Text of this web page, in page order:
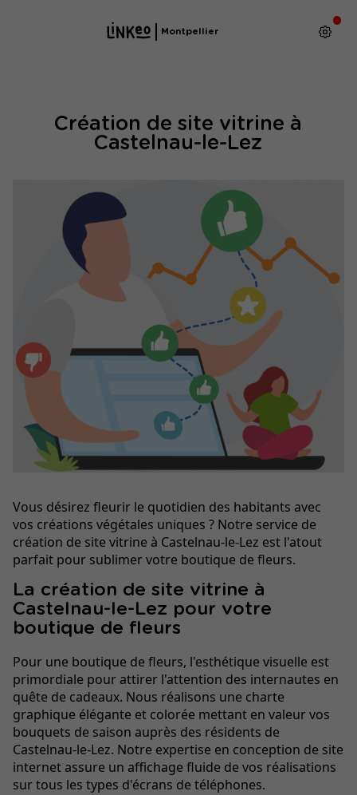
Montpellier
Création de site vitrine à
Castelnau-le-Lez
Vous désirez fleurir le quotidien des habitants avec
vos créations végétales uniques ? Notre service de
création de site vitrine à Castelnau-le-Lez est l'atout
parfait pour sublimer votre boutique de fleurs.
La création de site vitrine à
Castelnau-le-Lez pour votre
boutique de fleurs
Pour une boutique de fleurs, l'esthétique visuelle est
primordiale pour attirer l'attention des internautes en
quête de cadeaux. Nous réalisons une charte
graphique élégante et colorée mettant en valeur vos
bouquets de saison auprès des résidents de
Castelnau-le-Lez. Notre expertise en conception de site
internet assure un affichage fluide de vos réalisations
sur tous les types d'écrans de téléphones.